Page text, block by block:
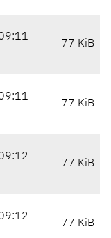
77 KiB
77 KiB
77 KiB
77 KiB